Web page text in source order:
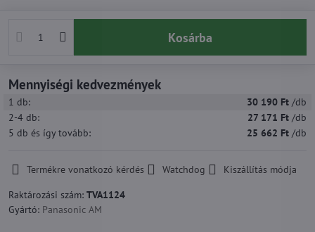
Kosárba
Mennyiségi kedvezmények
1 db: 30 190 Ft /db
2-4 db: 27 171 Ft /db
5 db és így tovább: 25 662 Ft /db
Termékre vonatkozó kérdés Watchdog
Kiszállítás módja
Raktározási szám: TVA1124
Gyártó: Panasonic AM